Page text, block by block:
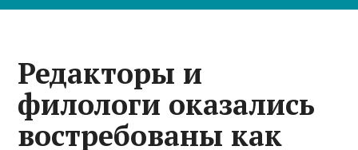
Редакторы и
филологи оказались
востребованы как